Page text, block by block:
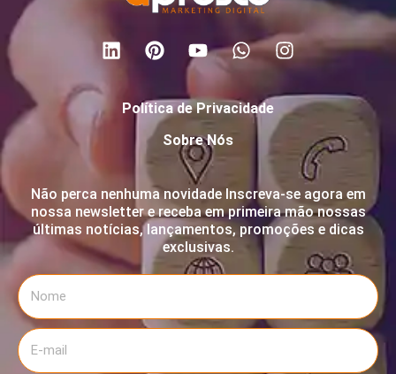
Política de Privacidade
Sobre Nós
Não perca nenhuma novidade Inscreva-se agora em
nossa newsletter e receba em primeira mão nossas
últimas notícias, lançamentos, promoções e dicas
exclusivas.